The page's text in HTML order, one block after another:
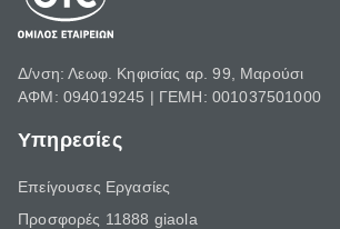
Δ/νση: Λεωφ. Κηφισίας αρ. 99, Μαρούσι
ΑΦΜ: 094019245 | ΓΕΜΗ: 001037501000
Υπηρεσίες
Επείγουσες Εργασίες
Προσφορές 11888 giaola